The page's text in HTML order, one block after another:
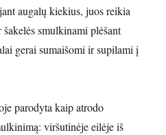
augalų kiekius, juos reikia
smulkinami plėšant
gerai sumaišomi ir supilami į
parodyta kaip atrodo
viršutinėje eilėje iš